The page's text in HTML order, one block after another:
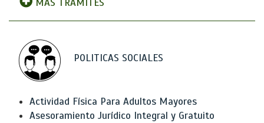
MÁS TRÁMITES
POLITICAS SOCIALES
Actividad Física Para Adultos Mayores
Asesoramiento Jurídico Integral y Gratuito